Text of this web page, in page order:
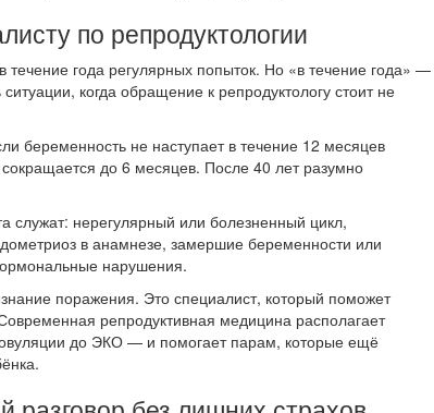
по репродуктологии
года регулярных попыток. Но «в течение года» —
когда обращение к репродуктологу стоит не
беременность не наступает в течение 12 месяцев
до 6 месяцев. После 40 лет разумно
служат: нерегулярный или болезненный цикл,
в анамнезе, замершие беременности или
нарушения.
поражения. Это специалист, который поможет
репродуктивная медицина располагает
до ЭКО — и помогает парам, которые ещё